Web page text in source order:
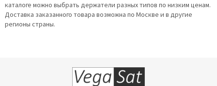
каталоге можно выбрать держатели разных типов по низким ценам.
Доставка заказанного товара возможна по Москве и в другие
регионы страны.